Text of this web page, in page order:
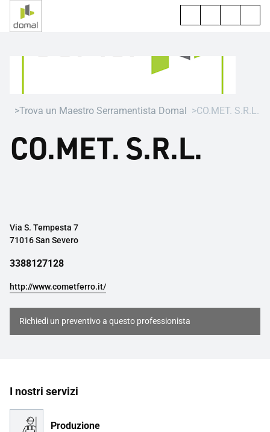
Trova un Maestro Serramentista Domal CO.MET. S.R.L.
CO.MET. S.R.L.
Via S. Tempesta 7
71016 San Severo
3388127128
http://www.cometferro.it/
Richiedi un preventivo a questo professionista
I nostri servizi
Produzione